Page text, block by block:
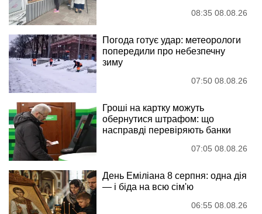
08:35 08.08.26
Погода готує удар: метеорологи
попередили про небезпечну
зиму
07:50 08.08.26
Гроші на картку можуть
обернутися штрафом: що
насправді перевіряють банки
07:05 08.08.26
День Еміліана 8 серпня: одна дія
— і біда на всю сім'ю
06:55 08.08.26